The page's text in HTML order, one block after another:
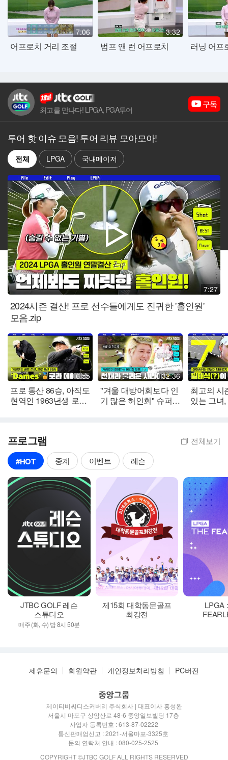
7:06
어프로치 거리 조절
3:32
범프 앤 런 어프로치 러닝 어프
최고를 만나다! LPGA, PGA투어
구독
투어 핫 이슈 모음! 투어 리뷰 모아모아!
전체 LPGA 국내메이저
재생
7:27
2024시즌 결산! 프로 선수들에게도 진귀한 '홀인원'
모음.zip
6:55
프로 통산 86승, 아직도
현역인 1963년생 로라
32:36
"겨울 대방어회보다 인
기 많은 허인회" 슈퍼스
최고의 시
있는 그녀
프로그램
#HOT 중계 이벤트 레슨
JTBC GOLF 레슨
스튜디오
매주 (화, 수) 밤 8시 50분
제15회 대학동문골프
최강전
LPGA
전체보기
제휴문의 회원약관 개인정보처리방침 PC버전
제이티비씨디스커버리 주식회사 | 대표이사 홍성완
서울시 마포구 상암산로 48-6 중앙일보빌딩 17층
사업자 등록번호 : 613-87-02222
통신판매업신고 : 2021-서울마포-3325호
문의 연락처 안내 : 080-025-2525
COPYRIGHT ©JTBC GOLF ALL RIGHTS RESERVED